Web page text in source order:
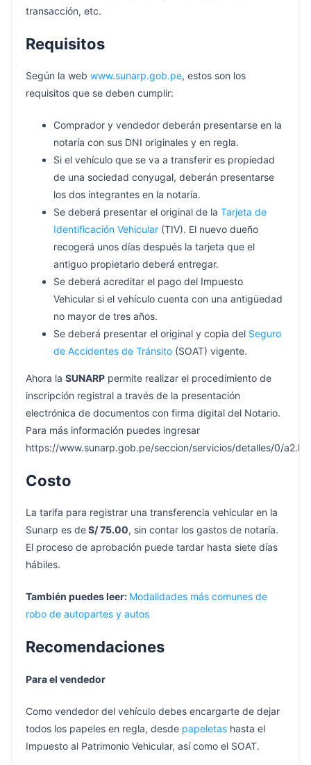
transacción, etc.
Requisitos
Según la web www.sunarp.gob.pe, estos son los
requisitos que se deben cumplir:
Comprador y vendedor deberán presentarse en la
notaría con sus DNI originales y en regla.
Si el vehículo que se va a transferir es propiedad
de una sociedad conyugal, deberán presentarse
los dos integrantes en la notaría.
Se deberá presentar el original de la Tarjeta de
Identificación Vehicular (TIV). El nuevo dueño
recogerá unos días después la tarjeta que el
antiguo propietario deberá entregar.
Se deberá acreditar el pago del Impuesto
Vehicular si el vehículo cuenta con una antigüedad
no mayor de tres años.
Se deberá presentar el original y copia del Seguro
de Accidentes de Tránsito (SOAT) vigente.
Ahora la SUNARP permite realizar el procedimiento de
inscripción registral a través de la presentación
electrónica de documentos con firma digital del Notario.
Para más información puedes ingresar
https://www.sunarp.gob.pe/seccion/servicios/detalles/0/
Costo
La tarifa para registrar una transferencia vehicular en la
Sunarp es deS/ 75.00, sin contar los gastos de notaría.
El proceso de aprobación puede tardar hasta siete días
hábiles.
También puedes leer: Modalidades más comunes de
robo de autopartes y autos
Recomendaciones
Para el vendedor
Como vendedor del vehículo debes encargarte de dejar
todos los papeles en regla, desde papeletas hasta el
Impuesto al Patrimonio Vehicular, así como el SOAT.